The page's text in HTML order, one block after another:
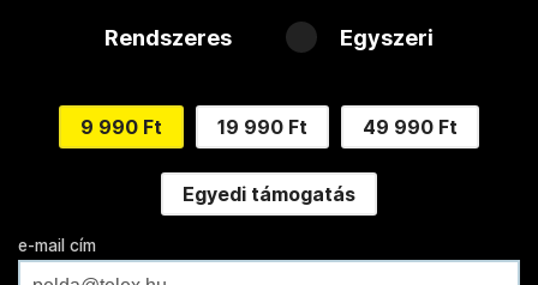
Rendszeres Egyszeri
9 990 Ft 19 990 Ft 49 990 Ft
Egyedi támogatás
e-mail cím